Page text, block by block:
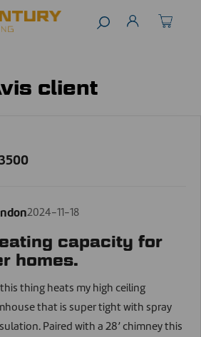
client
2024-11-18
capacity for
homes.
thing heats my high ceiling
that is super tight with spray
Paired with a 28’ chimney this